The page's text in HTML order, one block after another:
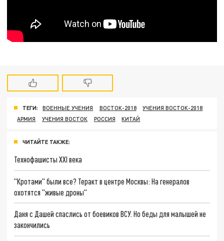
ТЕГИ: ВОЕННЫЕ УЧЕНИЯ ВОСТОК-2018
УЧЕНИЯ ВОСТОК-2018
АРМИЯ
УЧЕНИЯ ВОСТОК РОССИЯ КИТАЙ
ЧИТАЙТЕ ТАКЖЕ:
Технофашисты XXI века
"Кротами" были все? Теракт в центре Москвы: На генералов
охотятся "живые дроны"
Даня с Дашей спаслись от боевиков ВСУ. Но беды для малышей не
закончились